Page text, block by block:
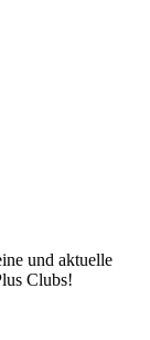
und aktuelle
Clubs!